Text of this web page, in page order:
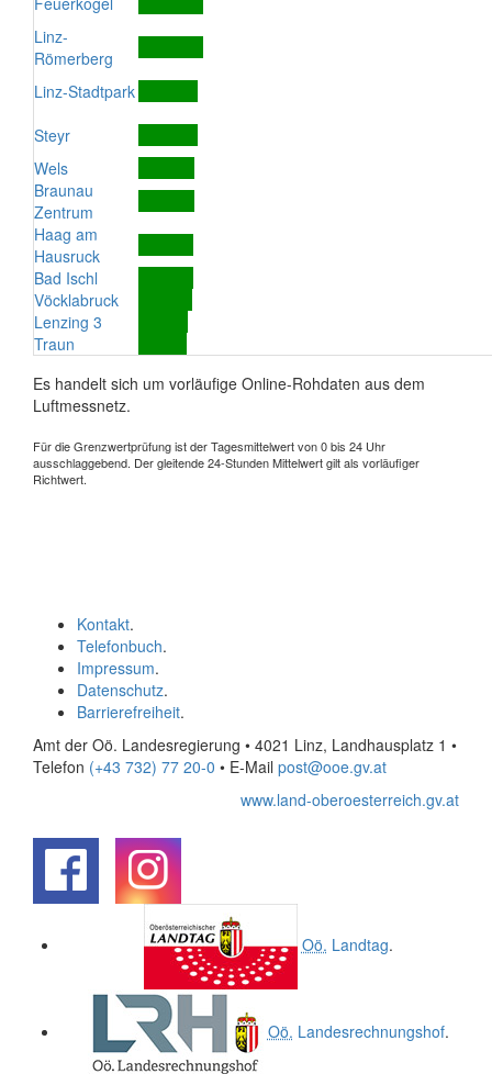
Linz-
Römerberg
Linz-Stadtpark
Steyr
Wels
Braunau
Zentrum
Haag am
Hausruck
Bad Ischl
Vöcklabruck
Lenzing 3
Traun
Es handelt sich um vorläufige Online-Rohdaten aus dem
Luftmessnetz.
Für die Grenzwertprüfung ist der Tagesmittelwert von 0 bis 24 Uhr
ausschlaggebend. Der gleitende 24-Stunden Mittelwert gilt als vorläufiger
Richtwert.
Kontakt.
Telefonbuch.
Impressum.
Datenschutz.
Barrierefreiheit.
Amt der Oö. Landesregierung • 4021 Linz, Landhausplatz 1 •
Telefon (+43 732) 77 20-0 • E-Mail post@ooe.gv.at
www.land-oberoesterreich.gv.at
Oö. Landtag.
Oö. Landesrechnungshof.